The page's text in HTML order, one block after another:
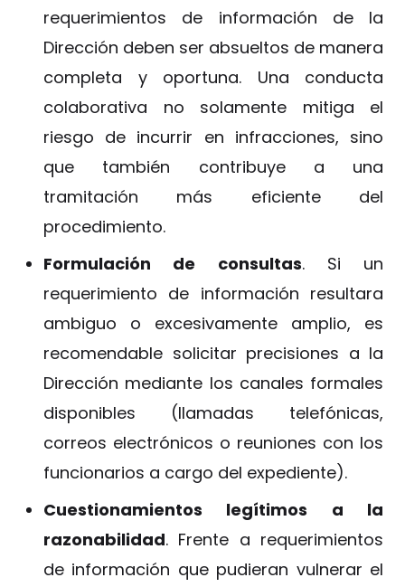
requerimientos de información de la
Dirección deben ser absueltos de manera
completa y oportuna. Una conducta
colaborativa no solamente mitiga el
riesgo de incurrir en infracciones, sino
que también contribuye a una
tramitación más eficiente del
procedimiento.
Formulación de consultas. Si un
requerimiento de información resultara
ambiguo o excesivamente amplio, es
recomendable solicitar precisiones a la
Dirección mediante los canales formales
disponibles (llamadas telefónicas,
correos electrónicos o reuniones con los
funcionarios a cargo del expediente).
Cuestionamientos legítimos a la
razonabilidad. Frente a requerimientos
de información que pudieran vulnerar el